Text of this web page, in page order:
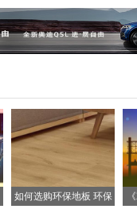
如何选购环保地板 环保